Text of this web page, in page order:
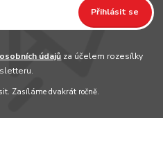
Přihlásit se
údajů za účelem rozesílky
Zasíláme dvakrát ročně.